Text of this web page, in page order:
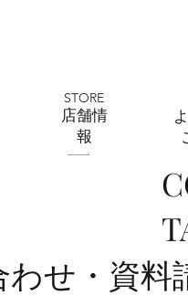
フェリチタ熊
ご予約受付中
せ・資料
STORE
​店舗情
報